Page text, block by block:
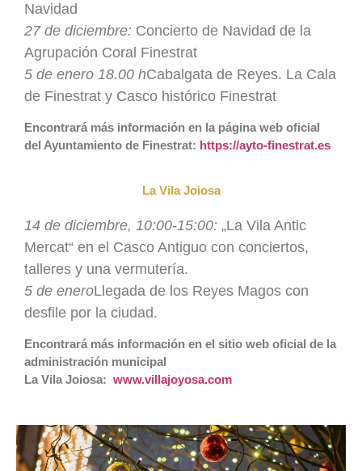
Navidad
27 de diciembre: Concierto de Navidad de la
Agrupación Coral Finestrat
5 de enero 18.00 hCabalgata de Reyes. La Cala
de Finestrat y Casco histórico Finestrat
Encontrará más información en la página web oficial
del Ayuntamiento de Finestrat: https://ayto-finestrat.es
La Vila Joiosa
14 de diciembre, 10:00-15:00: „La Vila Antic
Mercat“ en el Casco Antiguo con conciertos,
talleres y una vermutería.
5 de eneroLlegada de los Reyes Magos con
desfile por la ciudad.
Encontrará más información en el sitio web oficial de la
administración municipal
La Vila Joiosa: www.villajoyosa.com